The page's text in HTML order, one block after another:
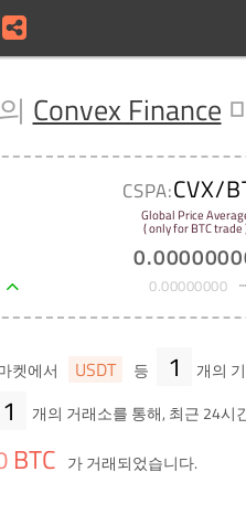
Convex Finance
CSPA:CVX/
Global Price
( only for BTC trade
0.
0.00000000
켓에서 USDT 등 1
개의
1 개의 거래소를 통해, 최근 24시
BTC 가 거래되었습니다.